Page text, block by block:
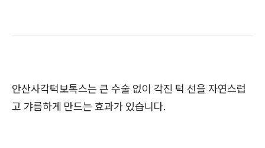
안산사각턱보톡스는 큰 수술 없이 각진 턱 선을 자연스럽
고 갸름하게 만드는 효과가 있습니다.